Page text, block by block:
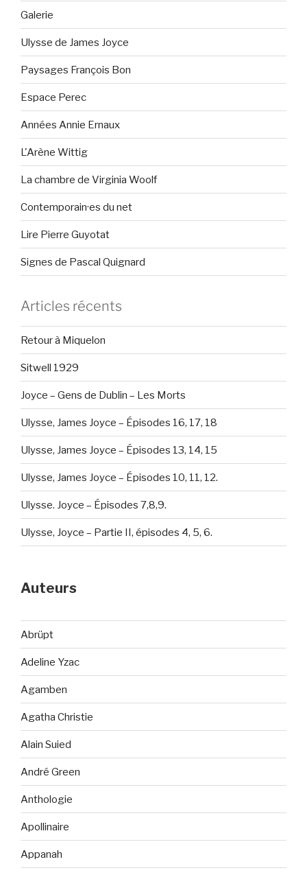
Galerie
Ulysse de James Joyce
Paysages François Bon
Espace Perec
Années Annie Ernaux
L'Arène Wittig
La chambre de Virginia Woolf
Contemporain·es du net
Lire Pierre Guyotat
Signes de Pascal Quignard
Articles récents
Retour à Miquelon
Sitwell 1929
Joyce – Gens de Dublin – Les Morts
Ulysse, James Joyce – Épisodes 16, 17, 18
Ulysse, James Joyce – Épisodes 13, 14, 15
Ulysse, James Joyce – Épisodes 10, 11, 12.
Ulysse. Joyce – Épisodes 7,8,9.
Ulysse, Joyce – Partie II, épisodes 4, 5, 6.
Auteurs
Abrüpt
Adeline Yzac
Agamben
Agatha Christie
Alain Suied
André Green
Anthologie
Apollinaire
Appanah